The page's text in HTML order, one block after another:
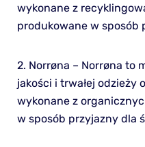
wykonane z
produkowane w sposób
2. Norrøna – Norrøna to
jakości i trwałej odzieży
wykonane z
w sposób przyjazny dla